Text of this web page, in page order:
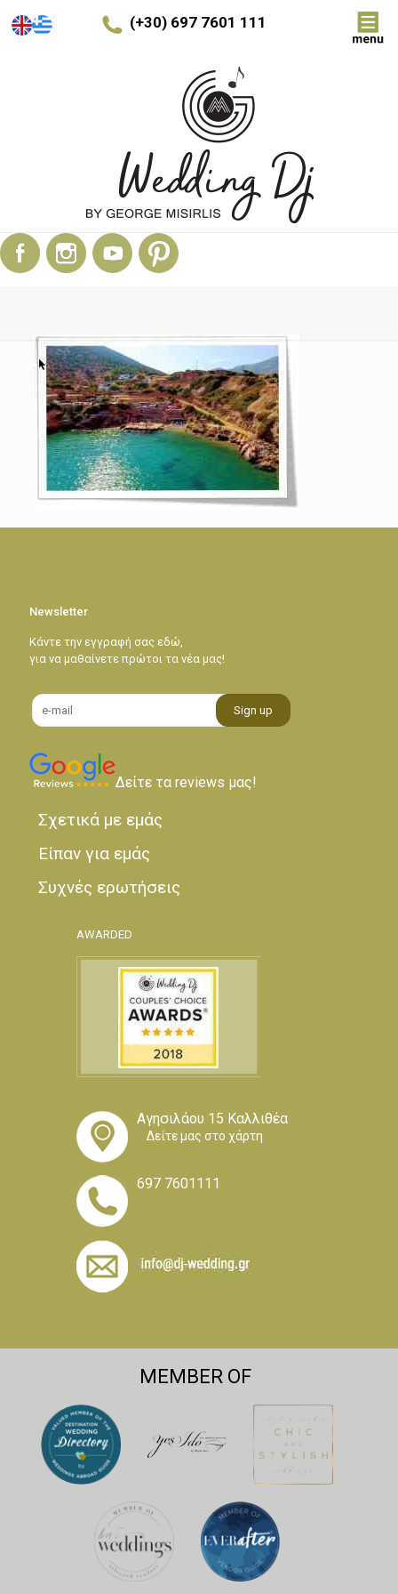
(+30) 697 7601 111
Newsletter
Κάντε την εγγραφή σας εδώ,
για να μαθαίνετε πρώτοι τα νέα μας!
Δείτε τα reviews μας!
Σχετικά με εμάς
Είπαν για εμάς
Συχνές ερωτήσεις
AWARDED
Αγησιλάου 15 Καλλιθέα
Δείτε μας στο χάρτη
697 7601111
MEMBER OF